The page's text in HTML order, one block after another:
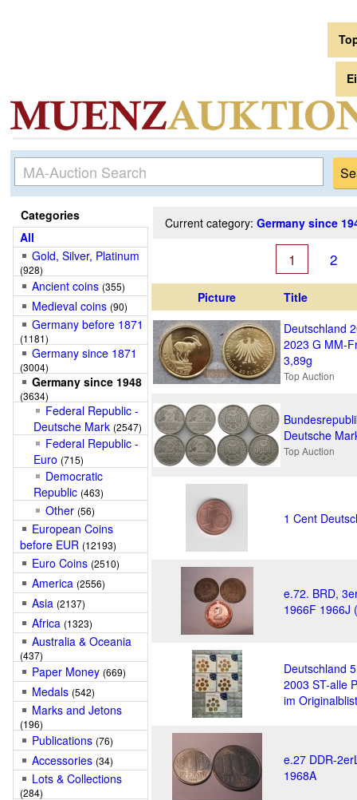
Categories
All
Gold, Silver, Platinum
(928)
Ancient coins (355)
Medieval coins (90)
Germany before 1871
(1181)
Germany since 1871
(3004)
Germany since 1948
(3634)
Federal Republic -
Deutsche Mark (2547)
Federal Republic -
Euro (715)
Democratic
Republic (463)
Other (56)
European Coins
before EUR (12193)
Euro Coins (2510)
America (2556)
Asia (2137)
Africa (1323)
Australia & Oceania
(437)
Paper Money (669)
Medals (542)
Marks and Jetons
(196)
Publications (76)
Accessories (34)
Lots & Collections
(284)
Current category: Germany since
1 2
Picture
Title
Deutschland
2023 G MM-
3,89g
Top Auction
Deutsche
Top Auction
1 Cent
e.72. BRD,
1966F 1966J
Deutschland
2003 ST-alle
im
e.27 DDR-
1968A